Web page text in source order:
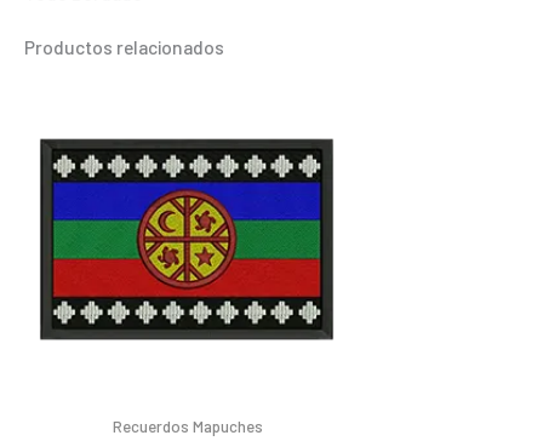
Productos relacionados
Recuerdos Mapuches